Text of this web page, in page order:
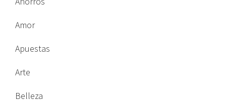
Amor
Apuestas
Arte
Belleza